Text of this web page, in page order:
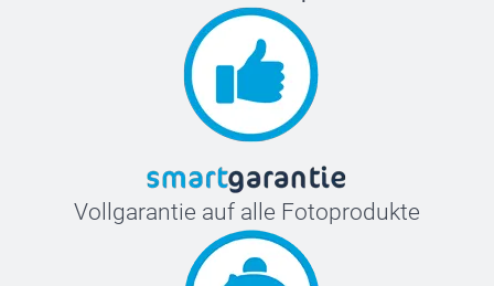
Vollgarantie auf alle Fotoprodukte